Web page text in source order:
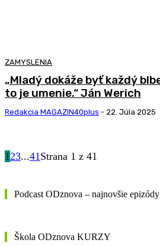
ZAMYSLENIA
„Mladý dokáže byť každý
to je umenie.“ Ján Werich
Redakcia MAGAZIN40plus - 22. Júla 2025
123...41Strana 1 z 41
Podcast ODznova – najnovšie epizódy
Škola ODznova KURZY